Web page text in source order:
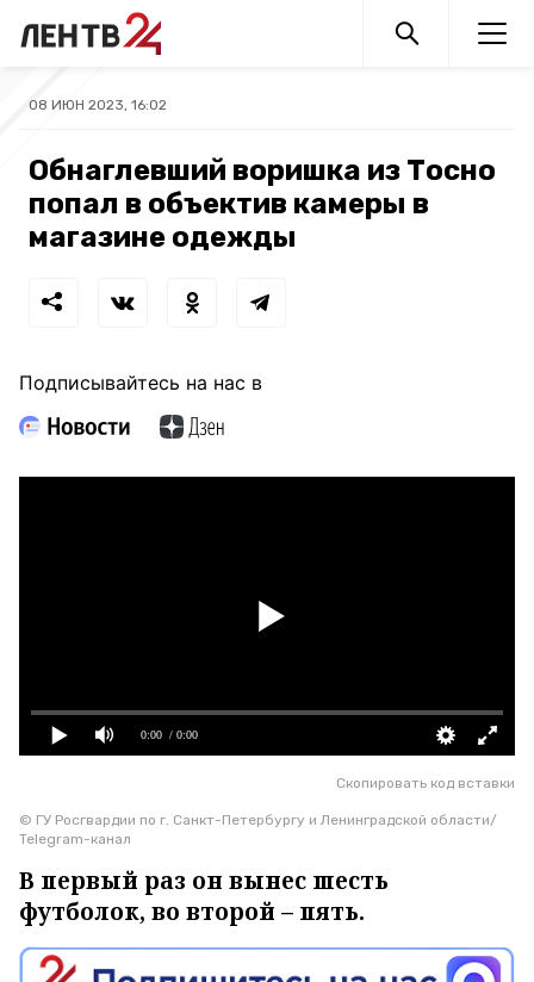
08 ИЮН 2023, 16:02
Обнаглевший воришка из Тосно
попал в объектив камеры в
магазине одежды
Подписывайтесь на нас в
0:00 / 0:00
Скопировать код вставки
© ГУ Росгвардии по г. Санкт-Петербургу и Ленинградской области/
Telegram-канал
В первый раз он вынес шесть
футболок, во второй – пять.